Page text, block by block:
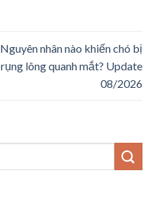
Nguyên nhân nào khiến chó bị
rụng lông quanh mắt? Update
08/2026